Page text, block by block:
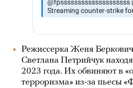
Режиссерка Женя
Светлана Петрийчук
2023 года. Их обвиняют в
терроризма» из-за пьесы